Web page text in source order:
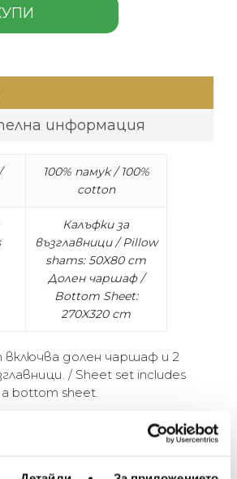
информация
100% памук / 100%
cotton
Калъфки за
възглавници / Pillow
shams: 50X80 cm
Долен чаршаф /
Bottom Sheet:
270X320 cm
долен чаршаф и 2
/ Sheet set includes
bottom sheet.
най-качествения
Giza 45, с изчистени